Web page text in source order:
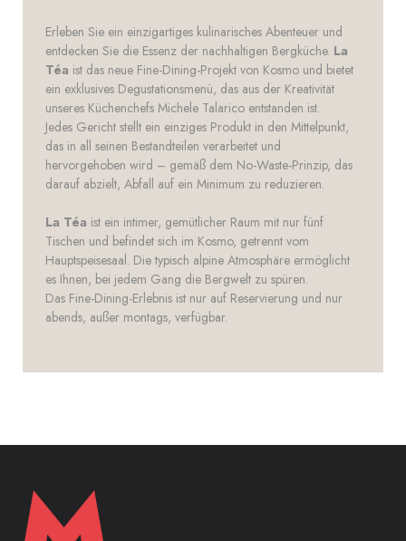
Erleben Sie ein einzigartiges kulinarisches Abenteuer und
entdecken Sie die Essenz der nachhaltigen Bergküche. La
Téa ist das neue Fine-Dining-Projekt von Kosmo und bietet
ein exklusives Degustationsmenü, das aus der Kreativität
unseres Küchenchefs Michele Talarico entstanden ist.
Jedes Gericht stellt ein einziges Produkt in den Mittelpunkt,
das in all seinen Bestandteilen verarbeitet und
hervorgehoben wird – gemäß dem No-Waste-Prinzip, das
darauf abzielt, Abfall auf ein Minimum zu reduzieren.
La Téa ist ein intimer, gemütlicher Raum mit nur fünf
Tischen und befindet sich im Kosmo, getrennt vom
Hauptspeisesaal. Die typisch alpine Atmosphäre ermöglicht
es Ihnen, bei jedem Gang die Bergwelt zu spüren.
Das Fine-Dining-Erlebnis ist nur auf Reservierung und nur
abends, außer montags, verfügbar.